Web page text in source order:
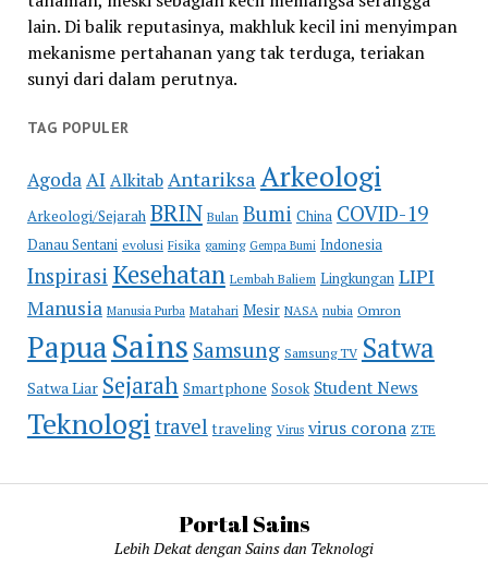
lain. Di balik reputasinya, makhluk kecil ini menyimpan
mekanisme pertahanan yang tak terduga, teriakan
sunyi dari dalam perutnya.
TAG POPULER
AgodaAI Alkitab Antariksa Arkeologi
Arkeologi/Sejarah BRIN Bulan Bumi China COVID-19
Danau Sentani evolusi Fisika gaming Gempa Bumi Indonesia
Inspirasi Kesehatan Lembah Baliem Lingkungan LIPI
Manusia Manusia Purba Matahari Mesir NASA nubia Omron
PapuaSains Samsung Samsung TV Satwa
Satwa Liar Sejarah Smartphone Sosok Student News
Teknologi travel traveling Virus virus corona ZTE
Portal Sains
Lebih Dekat dengan Sains dan Teknologi